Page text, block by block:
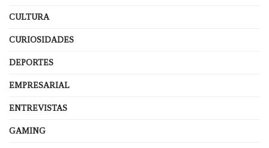
CULTURA
CURIOSIDADES
DEPORTES
EMPRESARIAL
ENTREVISTAS
GAMING